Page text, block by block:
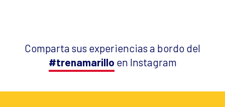
Comparta sus experiencias a bordo del
#trenamarillo en Instagram